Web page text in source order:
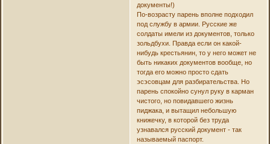
документы!)
По-возрасту парень вполне подходил
под службу в армии. Русские же
солдаты имели из документов, только
зольдбухи. Правда если он какой-
нибудь крестьянин, то у него может не
быть никаких документов вообще, но
тогда его можно просто сдать
эсэсовцам для разбирательства. Но
парень спокойно сунул руку в карман
чистого, но повидавшего жизнь
пиджака, и вытащил небольшую
книжечку, в которой без труда
узнавался русский документ - так
называемый паспорт.